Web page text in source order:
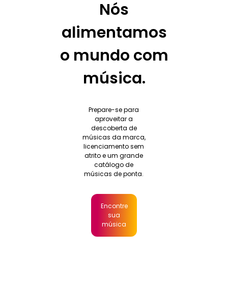
Nós
alimentamos
o mundo com
música.
Prepare-se para
aproveitar a
descoberta de
músicas da marca,
licenciamento sem
atrito e um grande
catálogo de
músicas de ponta.
Encontre
sua
música